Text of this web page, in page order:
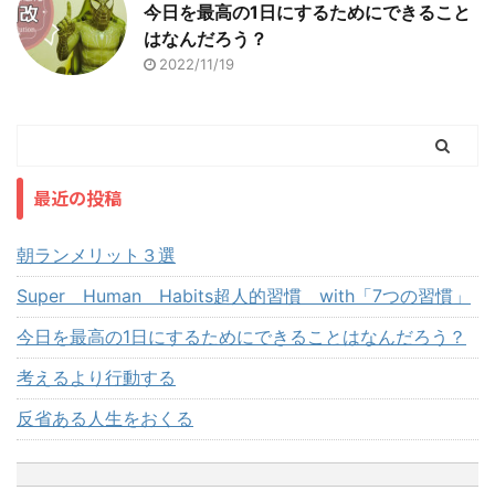
今日を最高の1日にするためにできること
はなんだろう？
2022/11/19
最近の投稿
朝ランメリット３選
Super Human Habits超人的習慣 with「7つの習慣」
今日を最高の1日にするためにできることはなんだろう？
考えるより行動する
反省ある人生をおくる